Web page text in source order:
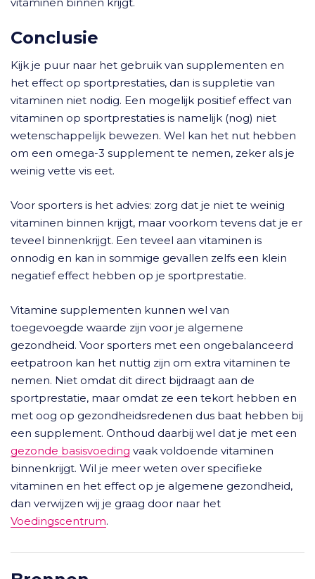
Conclusie
Kijk je puur naar het gebruik van supplementen en
het effect op sportprestaties, dan is suppletie van
vitaminen niet nodig. Een mogelijk positief effect van
vitaminen op sportprestaties is namelijk (nog) niet
wetenschappelijk bewezen. Wel kan het nut hebben
om een omega-3 supplement te nemen, zeker als je
weinig vette vis eet.
Voor sporters is het advies: zorg dat je niet te weinig
vitaminen binnen krijgt, maar voorkom tevens dat je er
teveel binnenkrijgt. Een teveel aan vitaminen is
onnodig en kan in sommige gevallen zelfs een klein
negatief effect hebben op je sportprestatie.
Vitamine supplementen kunnen wel van
toegevoegde waarde zijn voor je algemene
gezondheid. Voor sporters met een ongebalanceerd
eetpatroon kan het nuttig zijn om extra vitaminen te
nemen. Niet omdat dit direct bijdraagt aan de
sportprestatie, maar omdat ze een tekort hebben en
met oog op gezondheidsredenen dus baat hebben bij
een supplement. Onthoud daarbij wel dat je met een
gezonde basisvoeding vaak voldoende vitaminen
binnenkrijgt. Wil je meer weten over specifieke
vitaminen en het effect op je algemene gezondheid,
dan verwijzen wij je graag door naar het
Voedingscentrum.